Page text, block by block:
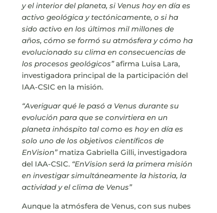
y el interior del planeta, si Venus hoy en día es
activo geológica y tectónicamente, o si ha
sido activo en los últimos mil millones de
años, cómo se formó su atmósfera y cómo ha
evolucionado su clima en consecuencias de
los procesos geológicos”afirma Luisa Lara,
investigadora principal de la participación del
IAA-CSIC en la misión.
“Averiguar qué le pasó a Venus durante su
evolución para que se convirtiera en un
planeta inhóspito tal como es hoy en día es
solo uno de los objetivos científicos de
EnVision”matiza Gabriella Gilli, investigadora
del IAA-CSIC. “EnVision será la primera misión
en investigar simultáneamente la historia, la
actividad y el clima de Venus”
Aunque la atmósfera de Venus, con sus nubes